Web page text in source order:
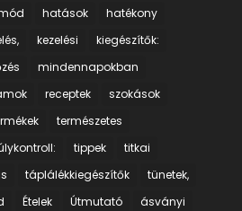
hatások
hatékony
kezelési
kiegészítők:
mindennapokban
receptek
szokások
természetes
tippek
titkai
táplálékkiegészítők
tünetek,
Ételek Útmutató
ásványi